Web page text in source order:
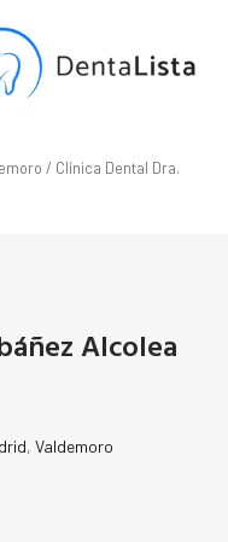
/ Clínica Dental Dra.
Alcolea
, Valdemoro